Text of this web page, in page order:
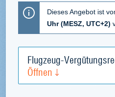
Dieses Angebot ist
Uhr (MESZ, UTC+2)
Flugzeug-
Öffnen